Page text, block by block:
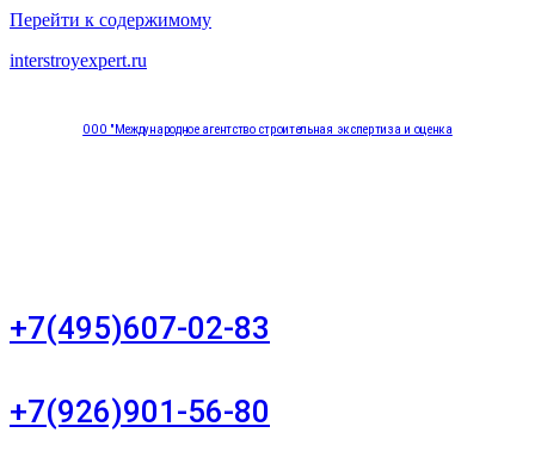
Перейти к содержимому
interstroyexpert.ru
ООО "Международное агентство строительная экспертиза и оценка
+7(495)607-02-83
+7(926)901-56-80